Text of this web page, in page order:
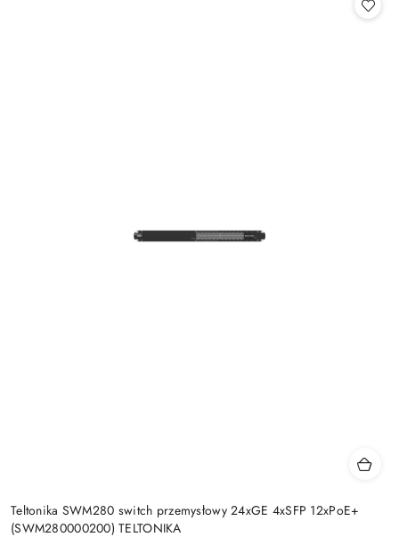
Teltonika SWM280 switch przemysłowy 24xGE 4xSFP 12xPoE+
(SWM280000200) TELTONIKA